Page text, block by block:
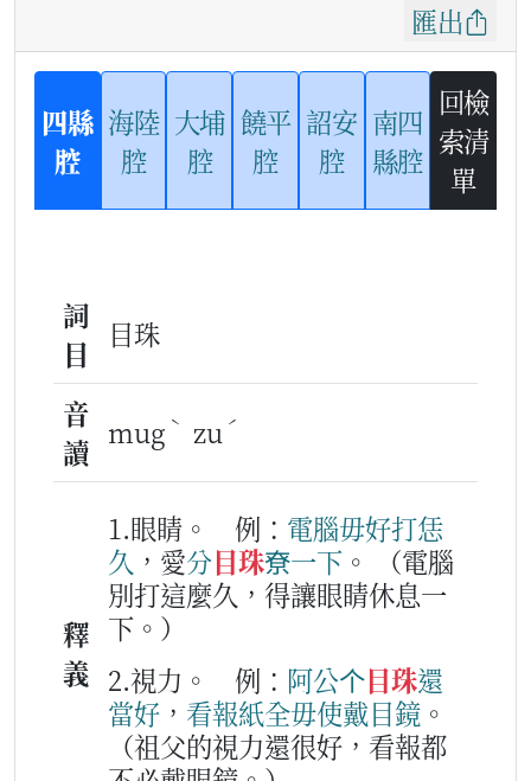
匯出
四縣
腔
海陸
腔
大埔
腔
饒平
腔
詔安
腔
南四
縣腔
回檢
索清
單
詞
目
目珠
音
讀
mug ˋ zu ˊ
釋
義
1.眼睛。 例： 電腦毋好打恁
久 ，愛分目珠尞一下 。
（電腦
別打這麼久，得讓眼睛休息一
下。）
2.視力。
例： 阿公个目珠還
當好 ， 看報紙全毋使戴目鏡 。
（祖父的視力還很好，看報都